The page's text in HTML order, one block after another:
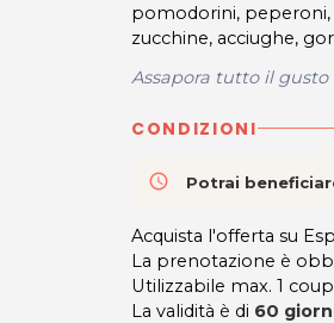
pomodorini, peperoni,
zucchine, acciughe,
Assapora tutto il gusto
CONDIZIONI
access_time Potrai
Acquista l'offerta su
La prenotazione è
Utilizzabile max. 1
La validità è di 60